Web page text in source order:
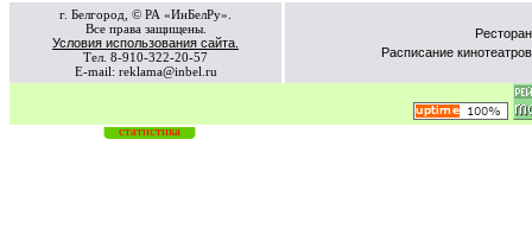
г. Белгород, © РА «ИнБелРу».
Все права защищены.
Условия использования сайта.
Тел. 8-910-322-20-57
E-mail: reklama@inbel.ru
Расписание кинотеатров
статистика